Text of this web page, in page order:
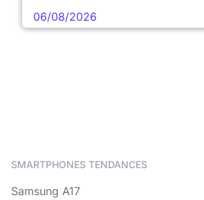
06/08/2026
SMARTPHONES TENDANCES
Samsung A17